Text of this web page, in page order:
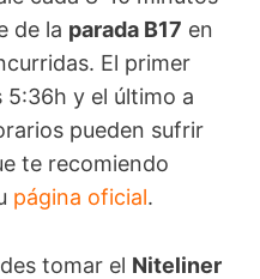
de la parada B17 en
El primer
5:36h y el último a
pueden sufrir
te recomiendo
página oficial.
tomar el Niteliner